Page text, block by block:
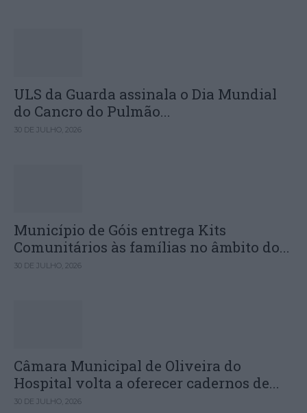
ULS da Guarda assinala o Dia Mundial
do Cancro do Pulmão...
30 DE JULHO, 2026
Município de Góis entrega Kits
Comunitários às famílias no âmbito do...
30 DE JULHO, 2026
Câmara Municipal de Oliveira do
Hospital volta a oferecer cadernos de...
30 DE JULHO, 2026